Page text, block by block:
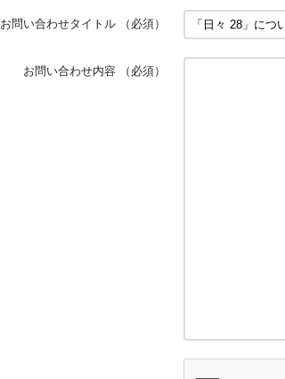
お問い合わせタイトル （必須）
お問い合わせ内容 （必須）